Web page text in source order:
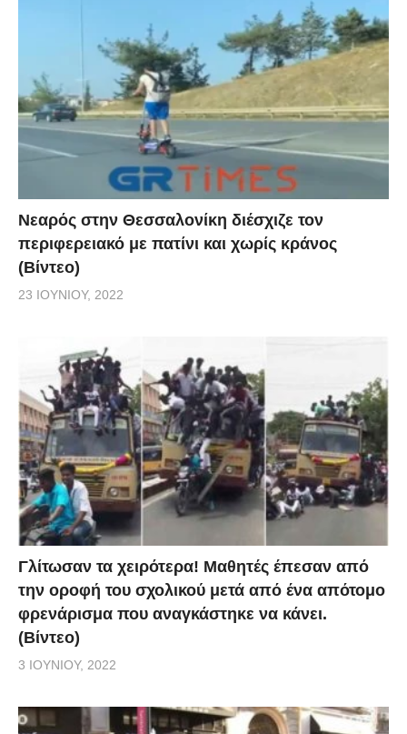
Νεαρός στην Θεσσαλονίκη διέσχιζε τον
περιφερειακό με πατίνι και χωρίς κράνος
(Βίντεο)
23 ΙΟΥΝΊΟΥ, 2022
Γλίτωσαν τα χειρότερα! Μαθητές έπεσαν από
την οροφή του σχολικού μετά από ένα απότομο
φρενάρισμα που αναγκάστηκε να κάνει.
(Βίντεο)
3 ΙΟΥΝΊΟΥ, 2022